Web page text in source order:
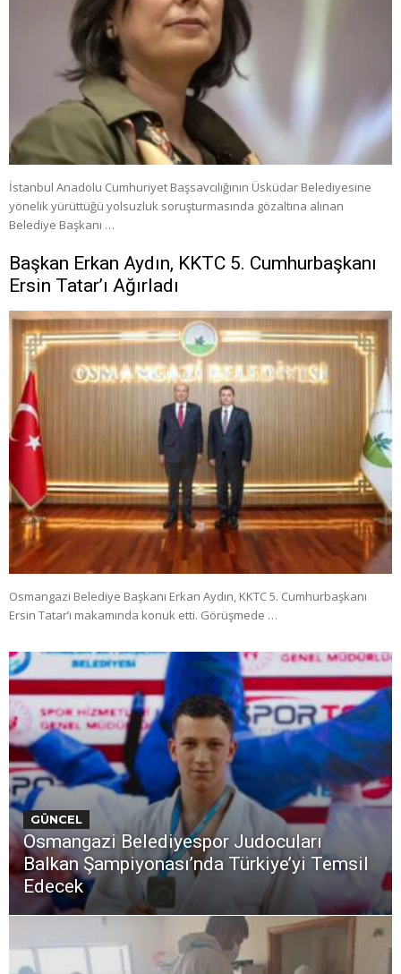
İstanbul Anadolu Cumhuriyet Başsavcılığının Üsküdar Belediyesine
yönelik yürüttüğü yolsuzluk soruşturmasında gözaltına alınan
Belediye Başkanı …
Başkan Erkan Aydın, KKTC 5. Cumhurbaşkanı
Ersin Tatar’ı Ağırladı
Osmangazi Belediye Başkanı Erkan Aydın, KKTC 5. Cumhurbaşkanı
Ersin Tatar’ı makamında konuk etti. Görüşmede …
GÜNCEL
Osmangazi Belediyespor Judocuları
Balkan Şampiyonası’nda Türkiye’yi Temsil
Edecek